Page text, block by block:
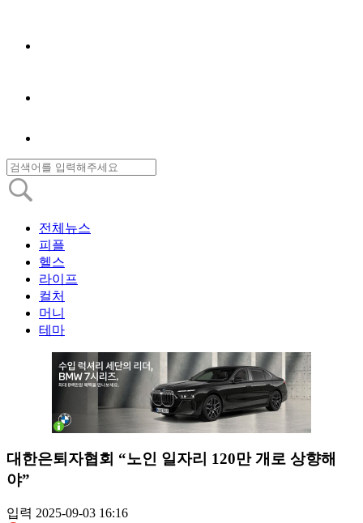
전체뉴스
피플
헬스
라이프
컬처
머니
테마
대한은퇴자협회 “노인 일자리 120만 개로 상향해
야”
입력 2025-09-03 16:16